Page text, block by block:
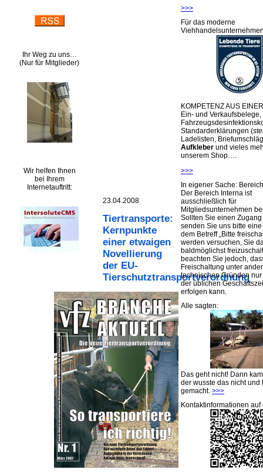
Ihr Weg zu uns…
(Nur für Mitglieder)
Wir helfen Ihnen
bei Ihrem
Internetauftritt:
23.04.2008
Tiertransporte:
Kernpunkte
einer etwaigen
Novellierung
der EU-
Tierschutztransportverordnung
>>>
Für das moderne
KOMPETENZ AUS
Ein- und Verkaufsbelege,
Standarderklärungen (
Ladelisten,
Aufkleber und vieles
unserem Shop….
>>>
In eigener Sache:
Der Bereich Interna ist
ausschließlich für
Mitgliedsunternehmen
Sollten Sie einen
senden Sie uns bitte
dem Betreff „Bitte
werden versuchen, Sie
baldmöglichst
beachten Sie jedoch,
Freischaltung unter
technischen Gründen
der üblichen
erfolgen kann.
Alle sagten:
Das geht nicht! Dann
der wusste das nicht und
gemacht. >>>
Kontaktinformationen